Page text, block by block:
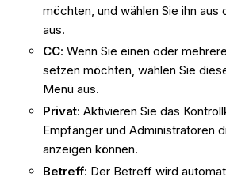
möchten, und wählen Sie ihn
aus.
CC: Wenn Sie einen oder
setzen möchten, wählen Sie
Menü aus.
Privat: Aktivieren Sie das
Empfänger und Administratoren
anzeigen können.
Betreff: Der Betreff wird